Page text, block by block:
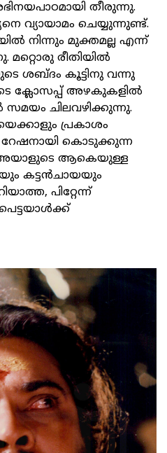
തീരുന്നു.
വ്യായാമം ചെയ്യുന്നുണ്ട്.
നിന്നും മുക്തമല്ല എന്ന്
മറ്റൊരു രീതിയില്‍
ശബ്ദം കൂട്ടിനു വന്നു
ക്ലോസപ്പ് അഴകുകളില്‍
ചിലവഴിക്കുന്നു.
പ്രകാശം
റേഷനായി കൊടുക്കുന്ന
ആകെയുള്ള
കട്ടന്‍ചായയും
പിറ്റേന്ന്